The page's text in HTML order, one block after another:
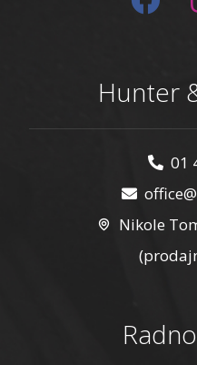
Hunter
01
Nikole